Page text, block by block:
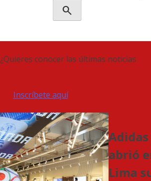
search
¿Quieres conocer las últimas noticias
Inscríbete aquí
Adidas
abrió
Lima